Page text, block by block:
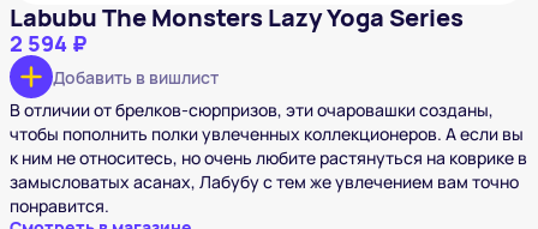
Labubu The Monsters Lazy Yoga Series
2 594 ₽
Добавить в вишлист
В отличии от брелков-сюрпризов, эти очаровашки созданы,
чтобы пополнить полки увлеченных коллекционеров. А если вы
к ним не относитесь, но очень любите растянуться на коврике в
замысловатых асанах, Лабубу с тем же увлечением вам точно
понравится.